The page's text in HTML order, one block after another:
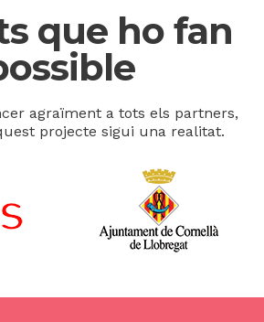
que ho fan
agraïment a tots els partners,
projecte sigui una realitat.